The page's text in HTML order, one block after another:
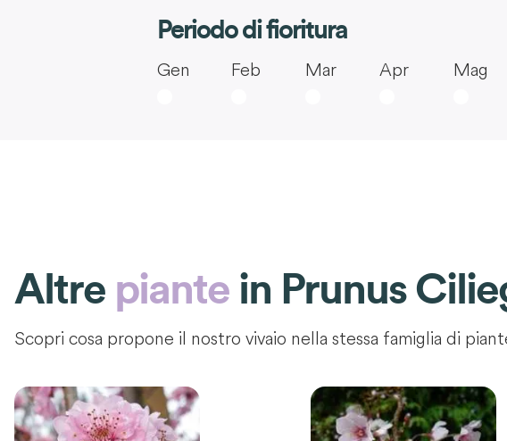
Periodo di fioritura
Gen Feb Mar Apr Mag
Altre piante in Prunus
Scopri cosa propone il nostro vivaio nella stessa famiglia di